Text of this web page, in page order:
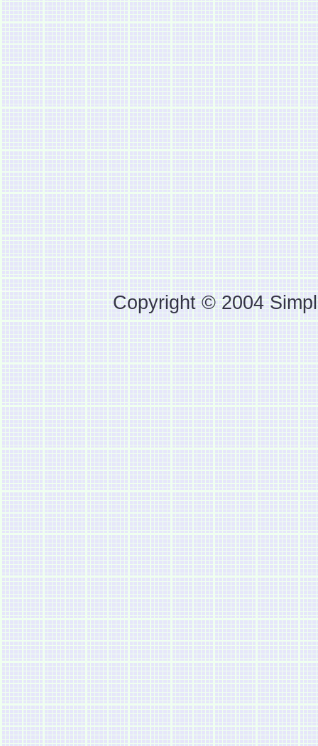
Copyright © 2004